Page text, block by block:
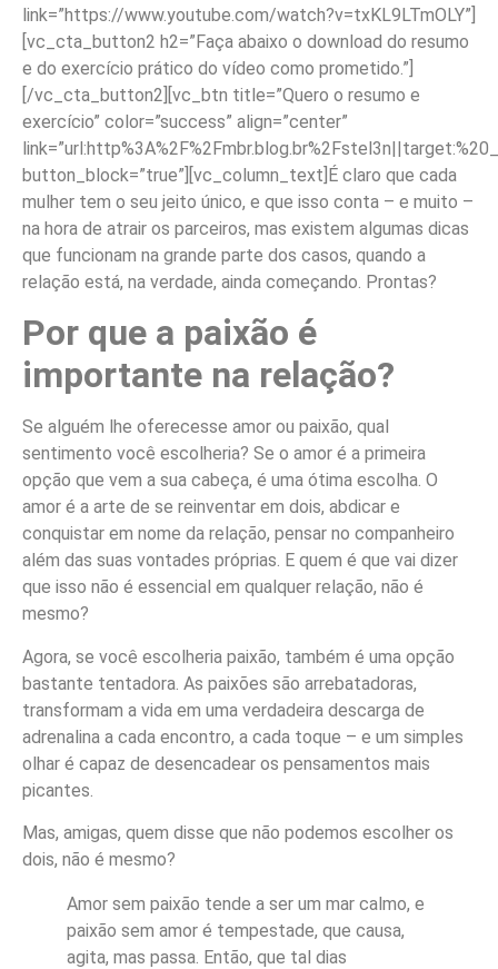
link=”https://www.youtube.com/watch?v=txKL9LTmOLY”]
[vc_cta_button2 h2=”Faça abaixo o download do resumo
e do exercício prático do vídeo como prometido.”]
[/vc_cta_button2][vc_btn title=”Quero o resumo e
exercício” color=”success” align=”center”
button_block=”true”][vc_column_text]É claro que cada
mulher tem o seu jeito único, e que isso conta – e muito –
na hora de atrair os parceiros, mas existem algumas dicas
que funcionam na grande parte dos casos, quando a
relação está, na verdade, ainda começando. Prontas?
Por que a paixão é
importante na relação?
Se alguém lhe oferecesse amor ou paixão, qual
sentimento você escolheria? Se o amor é a primeira
opção que vem a sua cabeça, é uma ótima escolha. O
amor é a arte de se reinventar em dois, abdicar e
conquistar em nome da relação, pensar no companheiro
além das suas vontades próprias. E quem é que vai dizer
que isso não é essencial em qualquer relação, não é
mesmo?
Agora, se você escolheria paixão, também é uma opção
bastante tentadora. As paixões são arrebatadoras,
transformam a vida em uma verdadeira descarga de
adrenalina a cada encontro, a cada toque – e um simples
olhar é capaz de desencadear os pensamentos mais
picantes.
Mas, amigas, quem disse que não podemos escolher os
dois, não é mesmo?
Amor sem paixão tende a ser um mar calmo, e
paixão sem amor é tempestade, que causa,
agita, mas passa. Então, que tal dias